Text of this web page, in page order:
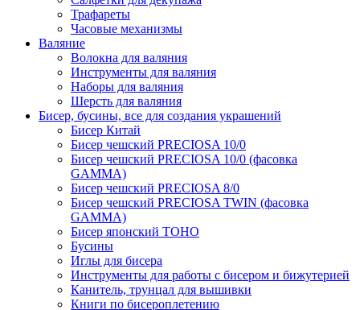
Трафареты
Часовые механизмы
Валяние
Волокна для валяния
Инструменты для валяния
Наборы для валяния
Шерсть для валяния
Бисер, бусины, все для создания украшений
Бисер Китай
Бисер чешский PRECIOSA 10/0
Бисер чешский PRECIOSA 10/0 (фасовка
GAMMA)
Бисер чешский PRECIOSA 8/0
Бисер чешский PRECIOSA TWIN (фасовка
GAMMA)
Бисер японский TOHO
Бусины
Иглы для бисера
Инструменты для работы с бисером и бижутерией
Канитель, трунцал для вышивки
Книги по бисероплетению